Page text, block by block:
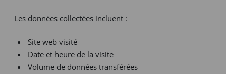
Les données collectées incluent :
Site web visité
Date et heure de la visite
Volume de données transférées